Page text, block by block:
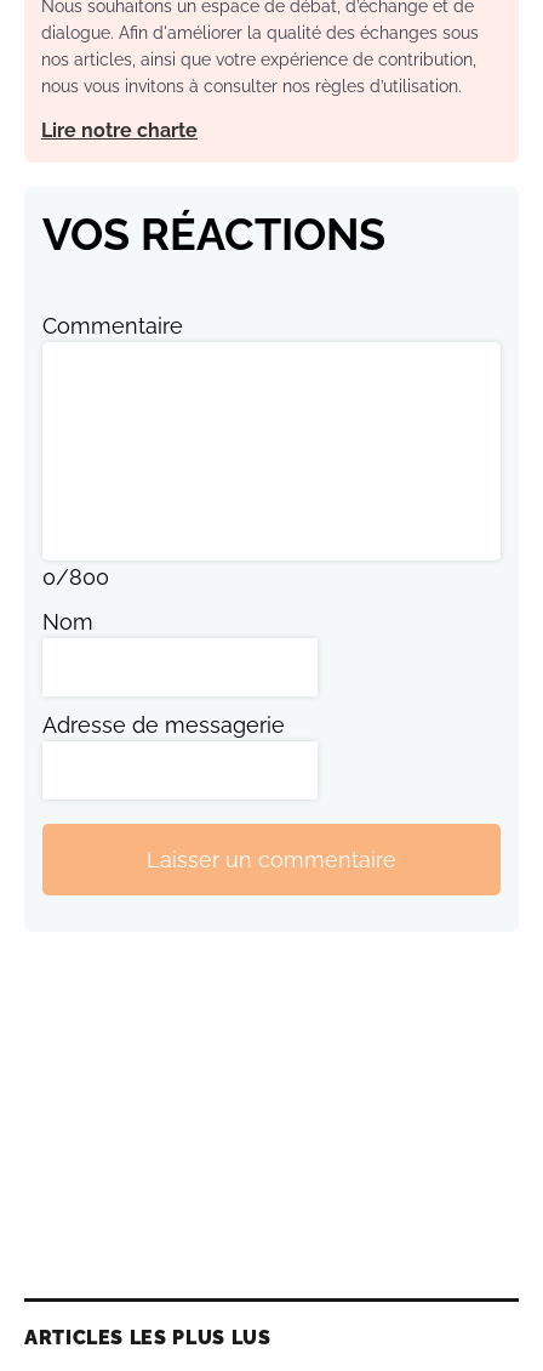
Nous souhaitons un espace de débat, d’échange et de
dialogue. Afin d'améliorer la qualité des échanges sous
nos articles, ainsi que votre expérience de contribution,
nous vous invitons à consulter nos règles d’utilisation.
Lire notre charte
VOS RÉACTIONS
Commentaire
0/800
Nom
Adresse de messagerie
Laisser un commentaire
ARTICLES LES PLUS LUS